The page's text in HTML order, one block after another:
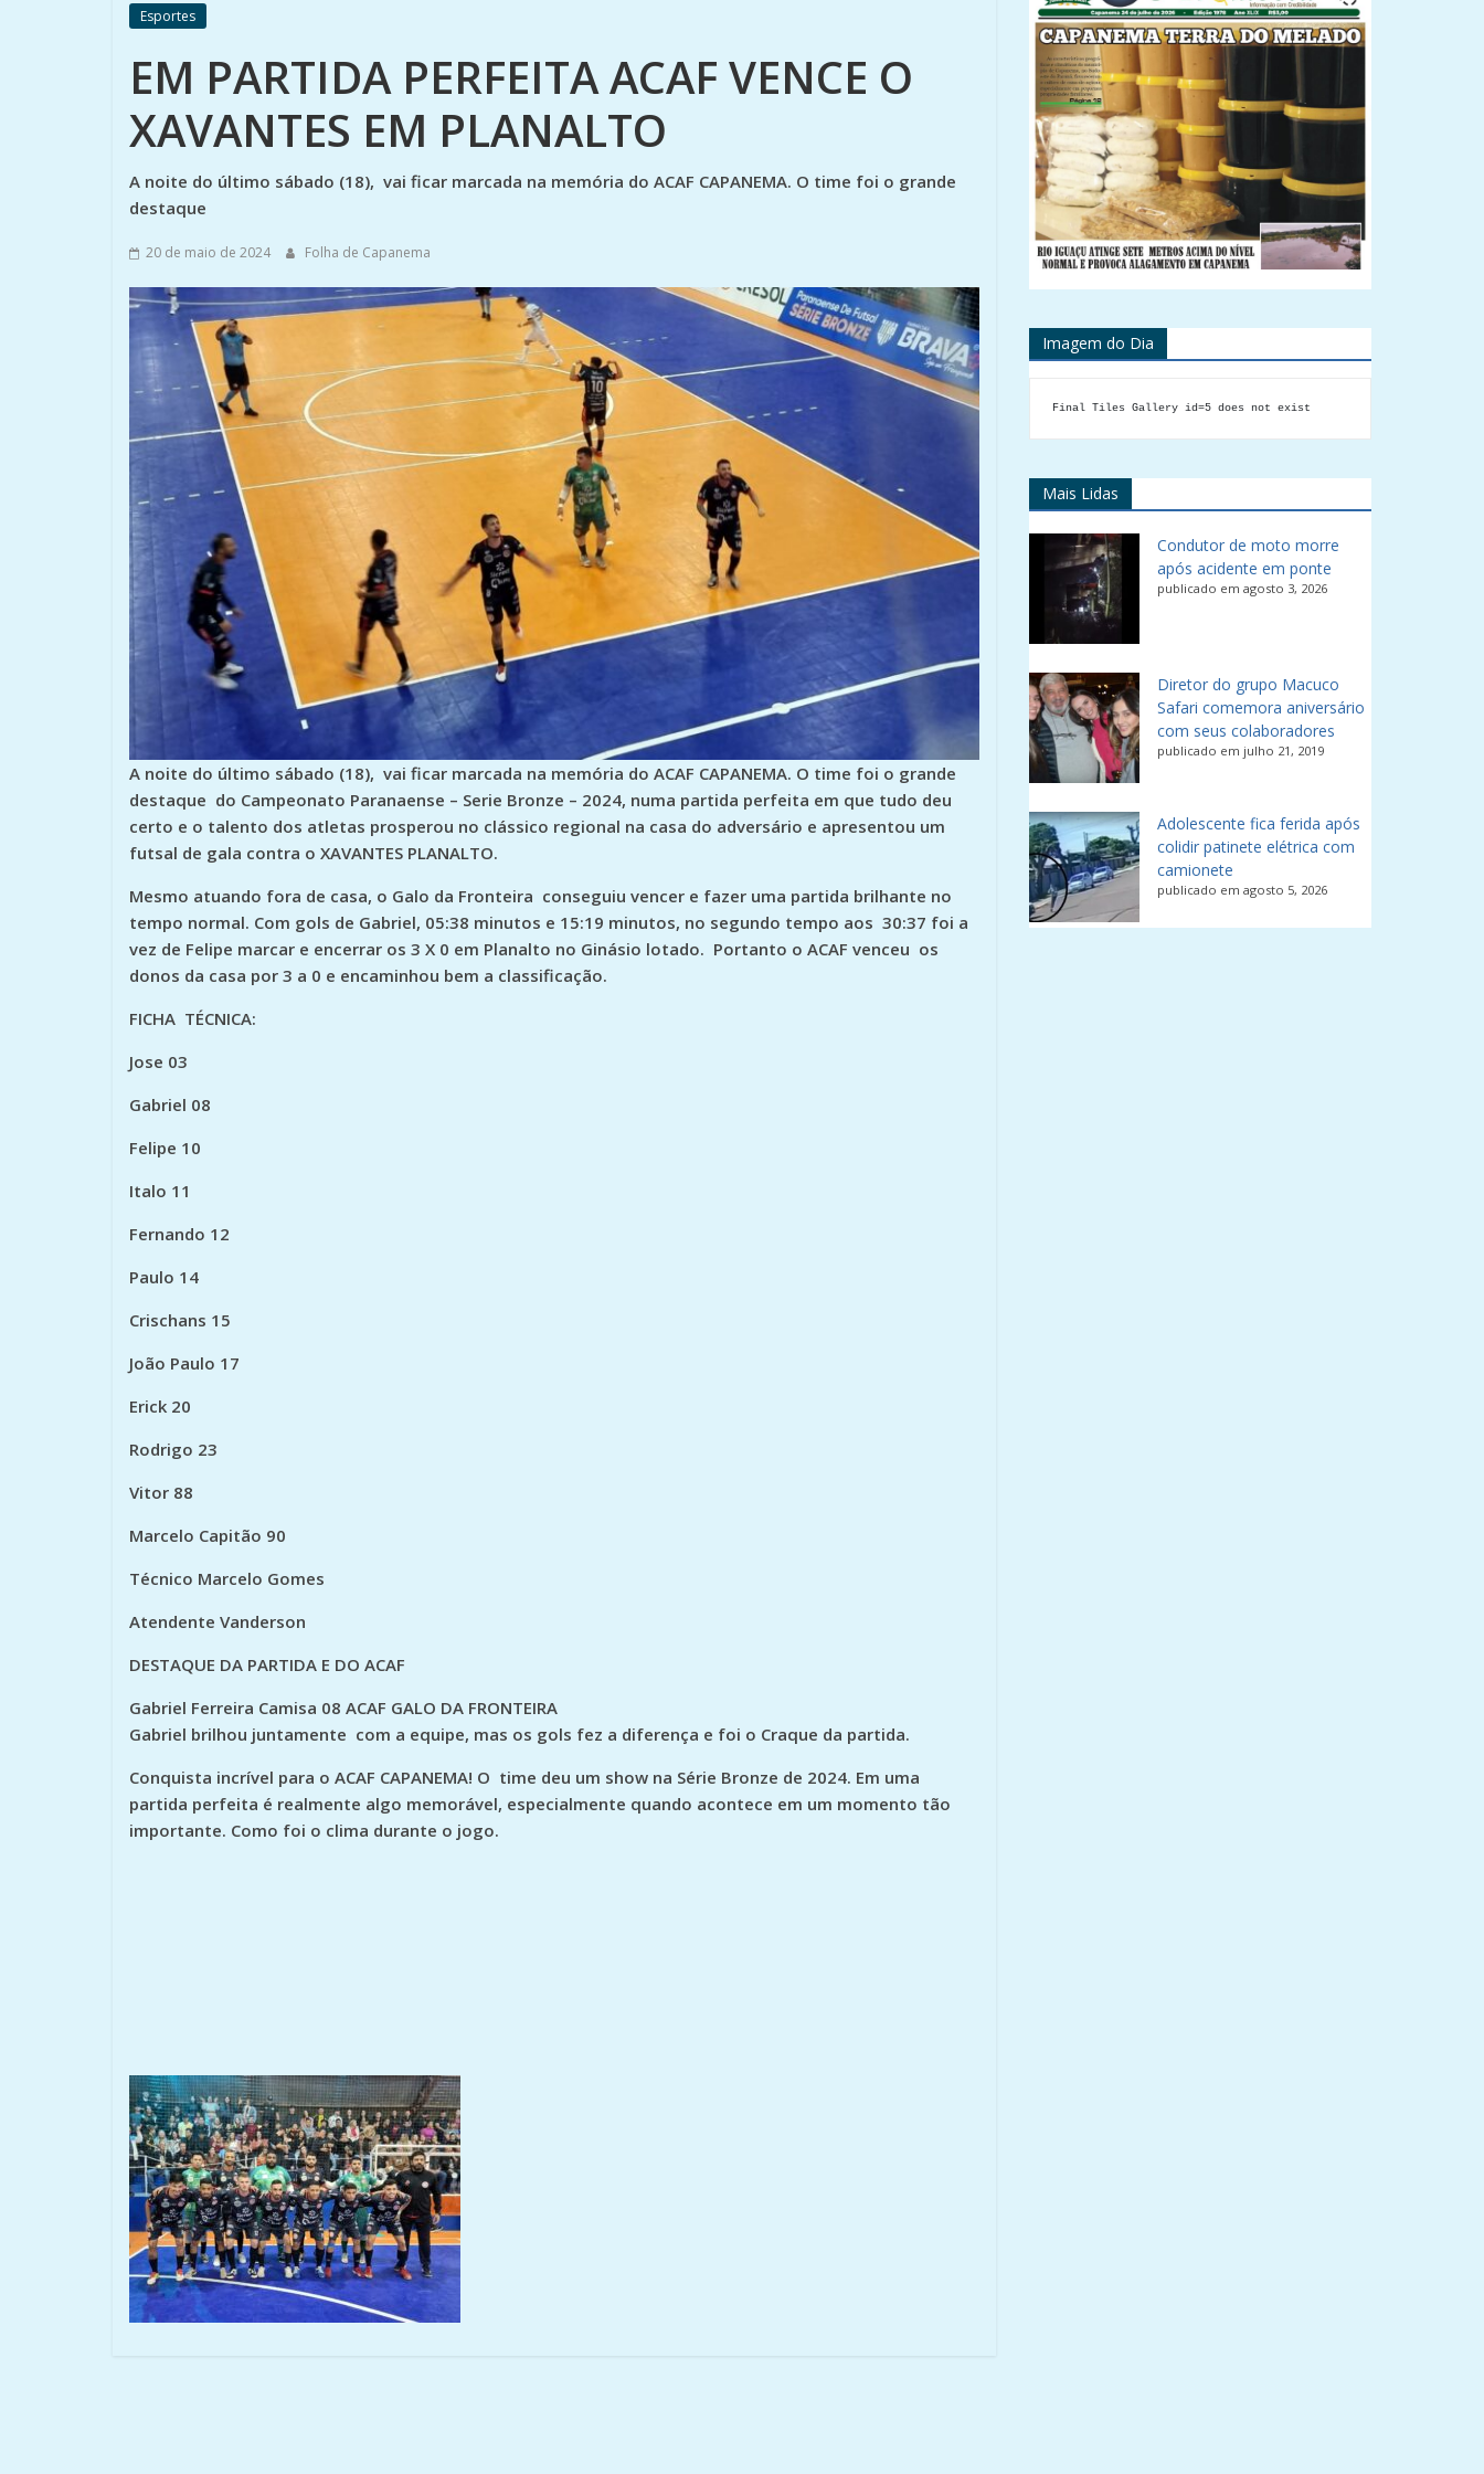
Esportes
EM PARTIDA PERFEITA ACAF VENCE O
XAVANTES EM PLANALTO
A noite do último sábado (18), vai ficar marcada na memória do ACAF CAPANEMA. O time foi o grande
destaque
20 de maio de 2024 Folha de Capanema
A noite do último sábado (18), vai ficar marcada na memória do ACAF CAPANEMA. O time foi o grande
destaque do Campeonato Paranaense – Serie Bronze – 2024, numa partida perfeita em que tudo deu
certo e o talento dos atletas prosperou no clássico regional na casa do adversário e apresentou um
futsal de gala contra o XAVANTES PLANALTO.
Mesmo atuando fora de casa, o Galo da Fronteira conseguiu vencer e fazer uma partida brilhante no
tempo normal. Com gols de Gabriel, 05:38 minutos e 15:19 minutos, no segundo tempo aos 30:37 foi a
vez de Felipe marcar e encerrar os 3 X 0 em Planalto no Ginásio lotado. Portanto o ACAF venceu os
donos da casa por 3 a 0 e encaminhou bem a classificação.
FICHA TÉCNICA:
Jose 03
Gabriel 08
Felipe 10
Italo 11
Fernando 12
Paulo 14
Crischans 15
João Paulo 17
Erick 20
Rodrigo 23
Vitor 88
Marcelo Capitão 90
Técnico Marcelo Gomes
Atendente Vanderson
DESTAQUE DA PARTIDA E DO ACAF
Gabriel Ferreira Camisa 08 ACAF GALO DA FRONTEIRA
Gabriel brilhou juntamente com a equipe, mas os gols fez a diferença e foi o Craque da partida.
Conquista incrível para o ACAF CAPANEMA! O time deu um show na Série Bronze de 2024. Em uma
partida perfeita é realmente algo memorável, especialmente quando acontece em um momento tão
importante. Como foi o clima durante o jogo.
Imagem do Dia
Final Tiles Gallery id=5 does not exist
Mais Lidas
Condutor de moto morre
após acidente em ponte
publicado em agosto 3, 2026
Diretor do grupo Macuco
Safari comemora aniversário
com seus colaboradores
publicado em julho 21, 2019
Adolescente fica ferida após
colidir patinete elétrica com
camionete
publicado em agosto 5, 2026